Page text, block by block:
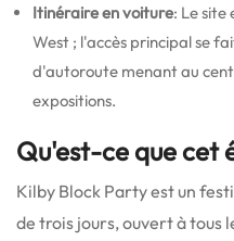
Itinéraire en voiture: Le site
West ; l'accès principal se
d'autoroute menant au
expositions.
Qu'est-ce que cet
Kilby Block Party est un
de trois jours, ouvert à tous